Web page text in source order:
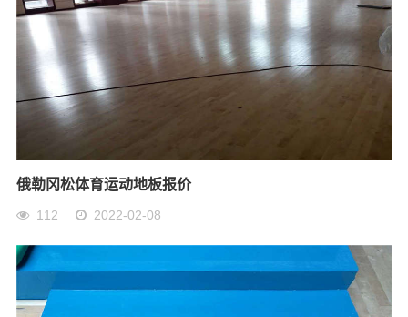
俄勒冈松体育运动地板报价
112 2022-02-08